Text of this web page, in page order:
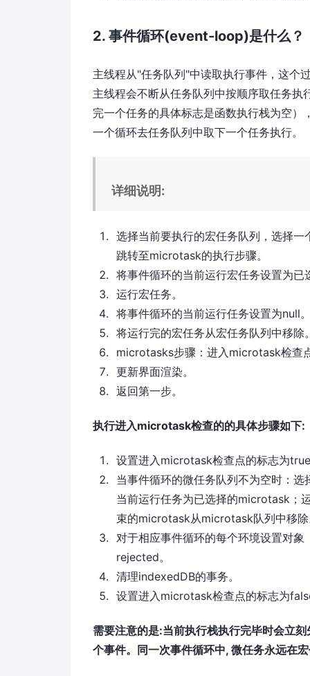
2. 事件循环(event-loop)是什么？
主线程从"任务队列"中读取执行事件，这个
主线程会不断从任务队列中按顺序取任务
完一个任务的具体标志是函数执行栈为空
一个循环去任务队列中取下一个任务执行。
详细说明:
选择当前要执行的宏任务队列，选择
跳转至microtask的执行步骤。
将事件循环的当前运行宏任务设置为已
运行宏任务。
将事件循环的当前运行任务设置为null
将运行完的宏任务从宏任务队列中移除
microtasks步骤：进入microtask检查
更新界面渲染。
返回第一步。
执行进入microtask检查的的具体步骤如下:
设置进入microtask检查点的标志为
当事件循环的微任务队列不为空时：
当前运行任务为已选择的microtask；
束的microtask从microtask队列中移
对于相应事件循环的每个环境设置对
rejected。
清理indexedDB的事务。
设置进入microtask检查点的标志为
需要注意的是:当前执行栈执行完毕时会立
个事件。同一次事件循环中, 微任务永远在